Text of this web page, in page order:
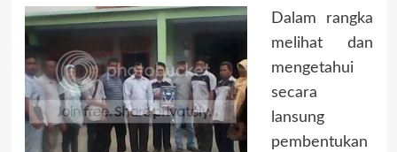
Dalam rangka
melihat dan
mengetahui
secara
lansung
pembentukan